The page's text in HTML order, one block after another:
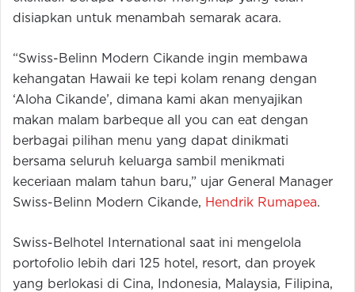
disiapkan untuk menambah semarak acara.
“Swiss-Belinn Modern Cikande ingin membawa
kehangatan Hawaii ke tepi kolam renang dengan
‘Aloha Cikande’, dimana kami akan menyajikan
makan malam barbeque all you can eat dengan
berbagai pilihan menu yang dapat dinikmati
bersama seluruh keluarga sambil menikmati
keceriaan malam tahun baru,” ujar General Manager
Swiss-Belinn Modern Cikande, Hendrik Rumapea.
Swiss-Belhotel International saat ini mengelola
portofolio lebih dari 125 hotel, resort, dan proyek
yang berlokasi di Cina, Indonesia, Malaysia, Filipina,